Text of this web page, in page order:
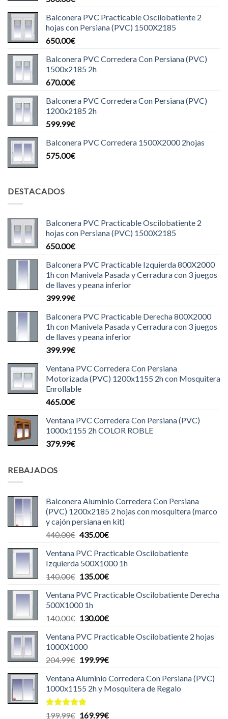
Balconera PVC Practicable Oscilobatiente 2
hojas con Persiana (PVC) 1500X2185
650.00€
Balconera PVC Corredera Con Persiana (PVC)
1500x2185 2h
670.00€
Balconera PVC Corredera Con Persiana (PVC)
1200x2185 2h
599.99€
Balconera PVC Corredera 1500X2000 2hojas
575.00€
DESTACADOS
Balconera PVC Practicable Oscilobatiente 2
hojas con Persiana (PVC) 1500X2185
650.00€
Balconera PVC Practicable Izquierda 800X2000
1h con Manivela Pasada y Cerradura con 3 juegos
de llaves y peana inferior
399.99€
Balconera PVC Practicable Derecha 800X2000
1h con Manivela Pasada y Cerradura con 3 juegos
de llaves y peana inferior
399.99€
Ventana PVC Corredera Con Persiana
Motorizada (PVC) 1200x1155 2h con Mosquitera
Enrollable
465.00€
Ventana PVC Corredera Con Persiana (PVC)
1000x1155 2h COLOR ROBLE
379.99€
REBAJADOS
Balconera Aluminio Corredera Con Persiana
(PVC) 1200x2185 2 hojas con mosquitera (marco
y cajón persiana en kit)
440.00€ El
original
era:
440.00€.
435.00€El
actual
es:
435.00€.
Ventana PVC Practicable Oscilobatiente
Izquierda 500X1000 1h
140.00€ El
original
era:
140.00€.
135.00€El
actual
135.00€.
Ventana PVC Practicable Oscilobatiente Derecha
500X1000 1h
140.00€ El
original
era:
140.00€.
130.00€El
actual
130.00€.
Ventana PVC Practicable Oscilobatiente 2 hojas
1000X1000
204.99€ El
original
era:
204.99€.
199.99€El
actual
es:
Ventana Aluminio Corredera Con Persiana (PVC)
1000x1155 2h y Mosquitera de Regalo
Valorado
199.99€ El
169.99€El